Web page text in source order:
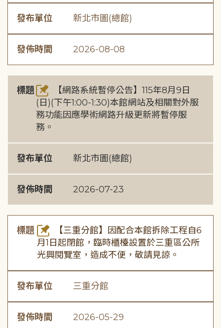
發布單位 新北市圖(總館)
發佈時間 2026-08-08
標題
【網路系統暫停公告】115年8月9日
(日)(下午1:00-1:30)本館網站及相關對外服
務功能因應學術網路升級更新將暫停服
務。
發布單位 新北市圖(總館)
發佈時間 2026-07-23
標題
【三重分館】因配合本館拆除工程自6
月1日起閉館，臨時櫃檯設置於三重區公所
光興閱覽室，造成不便，敬請見諒。
發布單位 三重分館
發佈時間 2026-05-29